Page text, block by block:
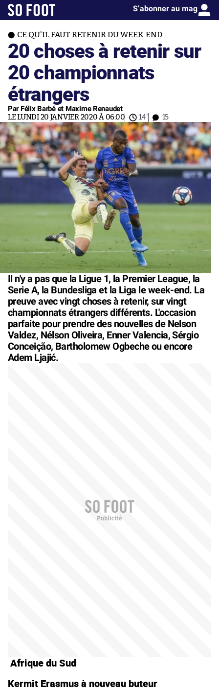
S’abonner au mag
CE QU'IL FAUT RETENIR DU WEEK-END
20 choses à retenir sur
20 championnats
étrangers
Par Félix Barbé et Maxime Renaudet
LE LUNDI 20 JANVIER 2020 À 06:00 14' 15
Il n'y a pas que la Ligue 1, la Premier League, la
Serie A, la Bundesliga et la Liga le week-end. La
preuve avec vingt choses à retenir, sur vingt
championnats étrangers différents. L'occasion
parfaite pour prendre des nouvelles de Nelson
Valdez, Nélson Oliveira, Enner Valencia, Sérgio
Conceição, Bartholomew Ogbeche ou encore
Adem Ljajić.
Afrique du Sud
Kermit Erasmus à nouveau buteur